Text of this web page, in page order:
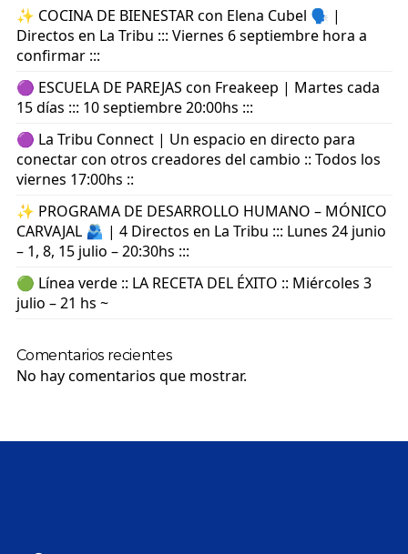
✨ COCINA DE BIENESTAR con Elena Cubel 🗣️ |
Directos en La Tribu ::: Viernes 6 septiembre hora a
confirmar :::
🟣 ESCUELA DE PAREJAS con Freakeep | Martes cada
15 días ::: 10 septiembre 20:00hs :::
🟣 La Tribu Connect | Un espacio en directo para
conectar con otros creadores del cambio :: Todos los
viernes 17:00hs ::
✨ PROGRAMA DE DESARROLLO HUMANO – MÓNICO
CARVAJAL 🫂 | 4 Directos en La Tribu ::: Lunes 24 junio
– 1, 8, 15 julio – 20:30hs :::
🟢 Línea verde :: LA RECETA DEL ÉXITO :: Miércoles 3
julio – 21 hs ~
Comentarios recientes
No hay comentarios que mostrar.